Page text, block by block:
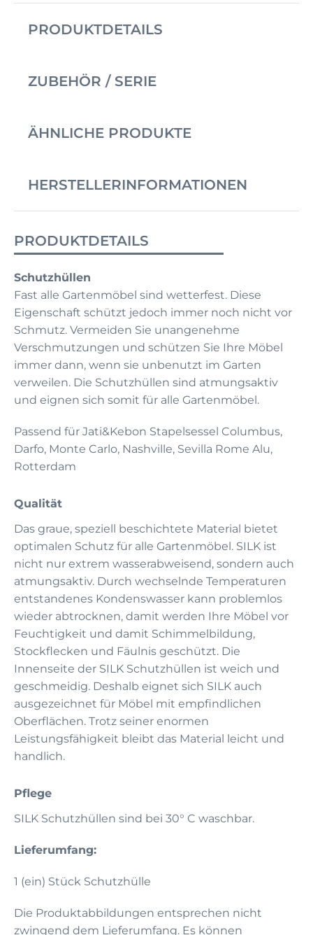
PRODUKTDETAILS
ZUBEHÖR / SERIE
ÄHNLICHE PRODUKTE
HERSTELLERINFORMATIONEN
PRODUKTDETAILS
Schutzhüllen
Fast alle Gartenmöbel sind wetterfest. Diese
Eigenschaft schützt jedoch immer noch nicht vor
Schmutz. Vermeiden Sie unangenehme
Verschmutzungen und schützen Sie Ihre Möbel
immer dann, wenn sie unbenutzt im Garten
verweilen. Die Schutzhüllen sind atmungsaktiv
und eignen sich somit für alle Gartenmöbel.
Passend für Jati&Kebon Stapelsessel Columbus,
Darfo, Monte Carlo, Nashville, Sevilla Rome Alu,
Rotterdam
Qualität
Das graue, speziell beschichtete Material bietet
optimalen Schutz für alle Gartenmöbel. SILK ist
nicht nur extrem wasserabweisend, sondern auch
atmungsaktiv. Durch wechselnde Temperaturen
entstandenes Kondenswasser kann problemlos
wieder abtrocknen, damit werden Ihre Möbel vor
Feuchtigkeit und damit Schimmelbildung,
Stockflecken und Fäulnis geschützt. Die
Innenseite der SILK Schutzhüllen ist weich und
geschmeidig. Deshalb eignet sich SILK auch
ausgezeichnet für Möbel mit empfindlichen
Oberflächen. Trotz seiner enormen
Leistungsfähigkeit bleibt das Material leicht und
handlich.
Pflege
SILK Schutzhüllen sind bei 30° C waschbar.
Lieferumfang:
1 (ein) Stück Schutzhülle
Die Produktabbildungen entsprechen nicht
zwingend dem Lieferumfang. Es können